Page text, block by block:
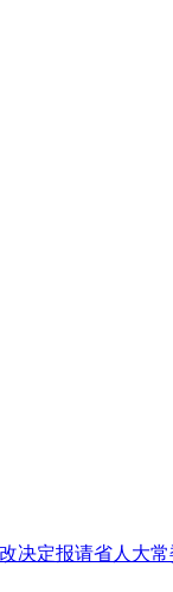
决定报请省人大